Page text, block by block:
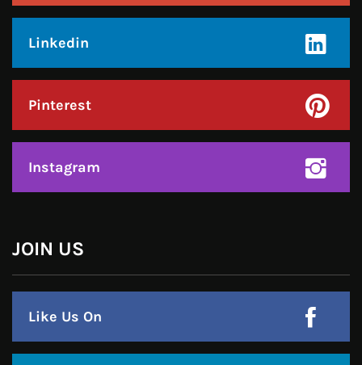
Twitter
Google Plus
Linkedin
Pinterest
Instagram
JOIN US